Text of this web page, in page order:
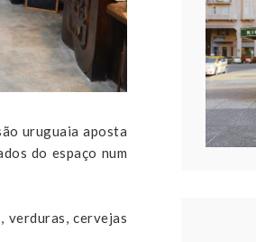
uruguaia aposta
do espaço num
verduras, cervejas